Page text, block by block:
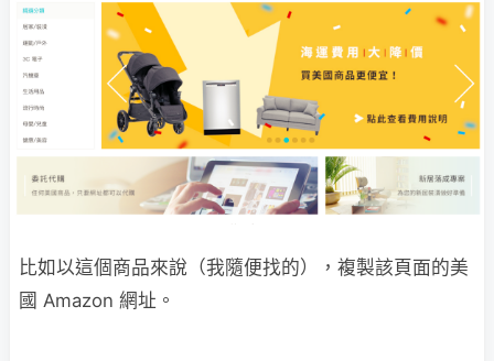
比如以這個商品來說（我隨便找的），複製該頁面的美
國 Amazon 網址。